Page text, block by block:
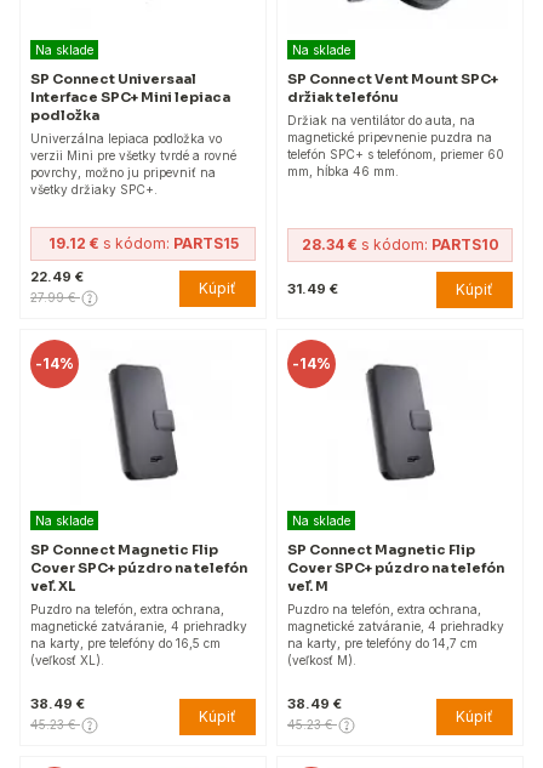
Na sklade
SP Connect Universaal
Interface SPC+ Mini lepiaca
podložka
Univerzálna lepiaca podložka vo
verzii Mini pre všetky tvrdé a rovné
povrchy, možno ju pripevniť na
všetky držiaky SPC+.
19.12 € s kódom: PARTS15
22.49 €
27.99 € Kúpiť
Na sklade
SP Connect Vent Mount SPC+
držiak telefónu
Držiak na ventilátor do auta, na
magnetické pripevnenie puzdra na
telefón SPC+ s telefónom, priemer 60
mm, hĺbka 46 mm.
28.34 € s kódom: PARTS10
31.49 € Kúpiť
-14%
Na sklade
SP Connect Magnetic Flip
Cover SPC+ púzdro na telefón
veľ. XL
Puzdro na telefón, extra ochrana,
magnetické zatváranie, 4 priehradky
na karty, pre telefóny do 16,5 cm
(veľkosť XL).
38.49 €
45.23 € Kúpiť
-14%
Na sklade
SP Connect Magnetic Flip
Cover SPC+ púzdro na telefón
veľ. M
Puzdro na telefón, extra ochrana,
magnetické zatváranie, 4 priehradky
na karty, pre telefóny do 14,7 cm
(veľkosť M).
38.49 €
45.23 € Kúpiť